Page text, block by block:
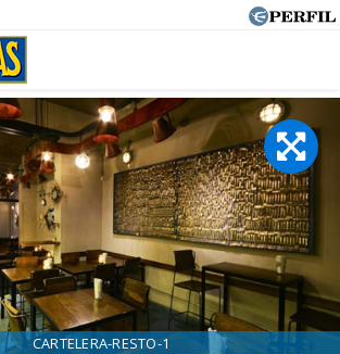
CARTELERA-RESTO-1